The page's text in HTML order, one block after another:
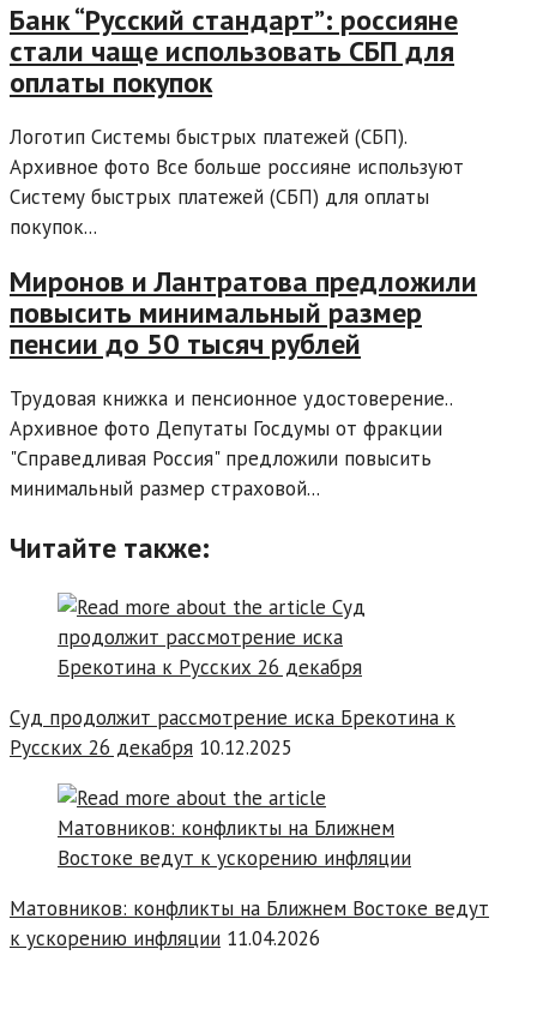
Банк “Русский стандарт”: россияне
стали чаще использовать СБП для
оплаты покупок
Логотип Системы быстрых платежей (СБП).
Архивное фото Все больше россияне используют
Систему быстрых платежей (СБП) для оплаты
покупок...
Миронов и Лантратова предложили
повысить минимальный размер
пенсии до 50 тысяч рублей
Трудовая книжка и пенсионное удостоверение..
Архивное фото Депутаты Госдумы от фракции
"Справедливая Россия" предложили повысить
минимальный размер страховой...
Читайте также:
Суд продолжит рассмотрение иска Брекотина к
Русских 26 декабря 10.12.2025
Матовников: конфликты на Ближнем Востоке ведут
к ускорению инфляции 11.04.2026